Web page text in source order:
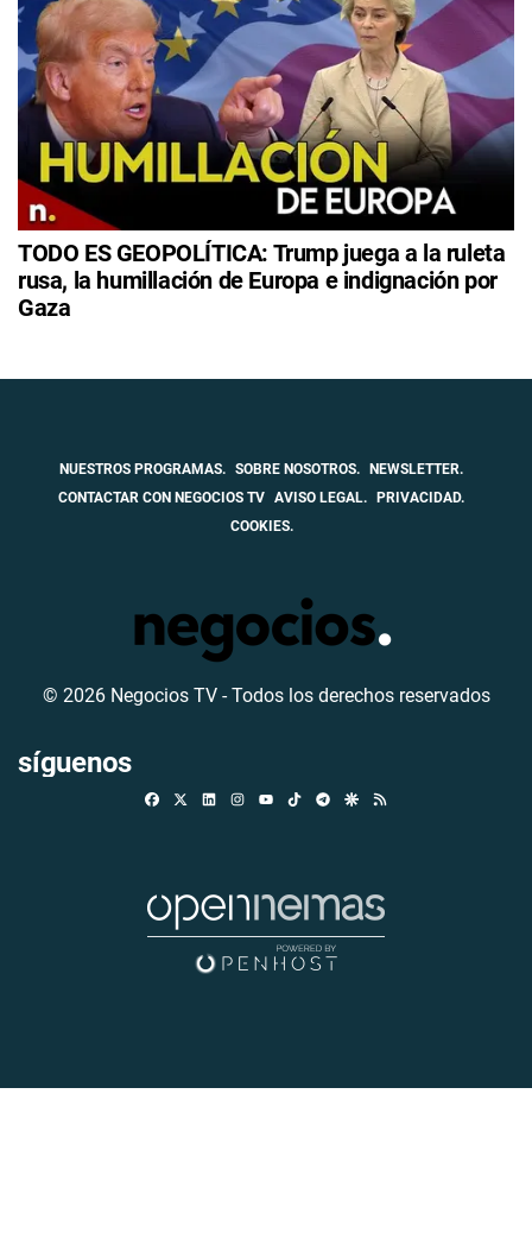
TODO ES GEOPOLÍTICA: Trump juega a la ruleta
rusa, la humillación de Europa e indignación por
Gaza
NUESTROS PROGRAMAS. SOBRE NOSOTROS. NEWSLETTER.
CONTACTAR CON NEGOCIOS TV AVISO LEGAL. PRIVACIDAD.
COOKIES.
© 2026 Negocios TV - Todos los derechos reservados
síguenos
FacebookLinkedinInstagramTikTokTelegramGoogle Discover